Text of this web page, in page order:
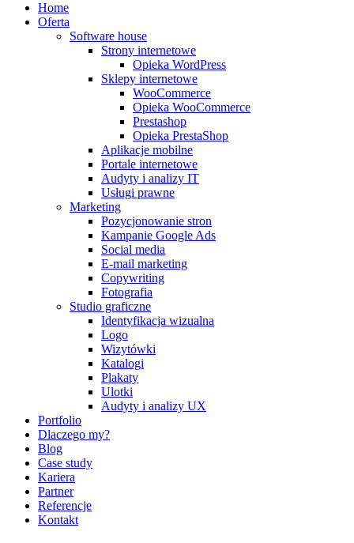
Home
Oferta
Software house
Strony internetowe
Opieka WordPress
Sklepy internetowe
WooCommerce
Opieka WooCommerce
Prestashop
Opieka PrestaShop
Aplikacje mobilne
Portale internetowe
Audyty i analizy IT
Usługi prawne
Marketing
Pozycjonowanie stron
Kampanie Google Ads
Social media
E-mail marketing
Copywriting
Fotografia
Studio graficzne
Identyfikacja wizualna
Logo
Wizytówki
Katalogi
Plakaty
Ulotki
Audyty i analizy UX
Portfolio
Dlaczego my?
Blog
Case study
Kariera
Partner
Referencje
Kontakt